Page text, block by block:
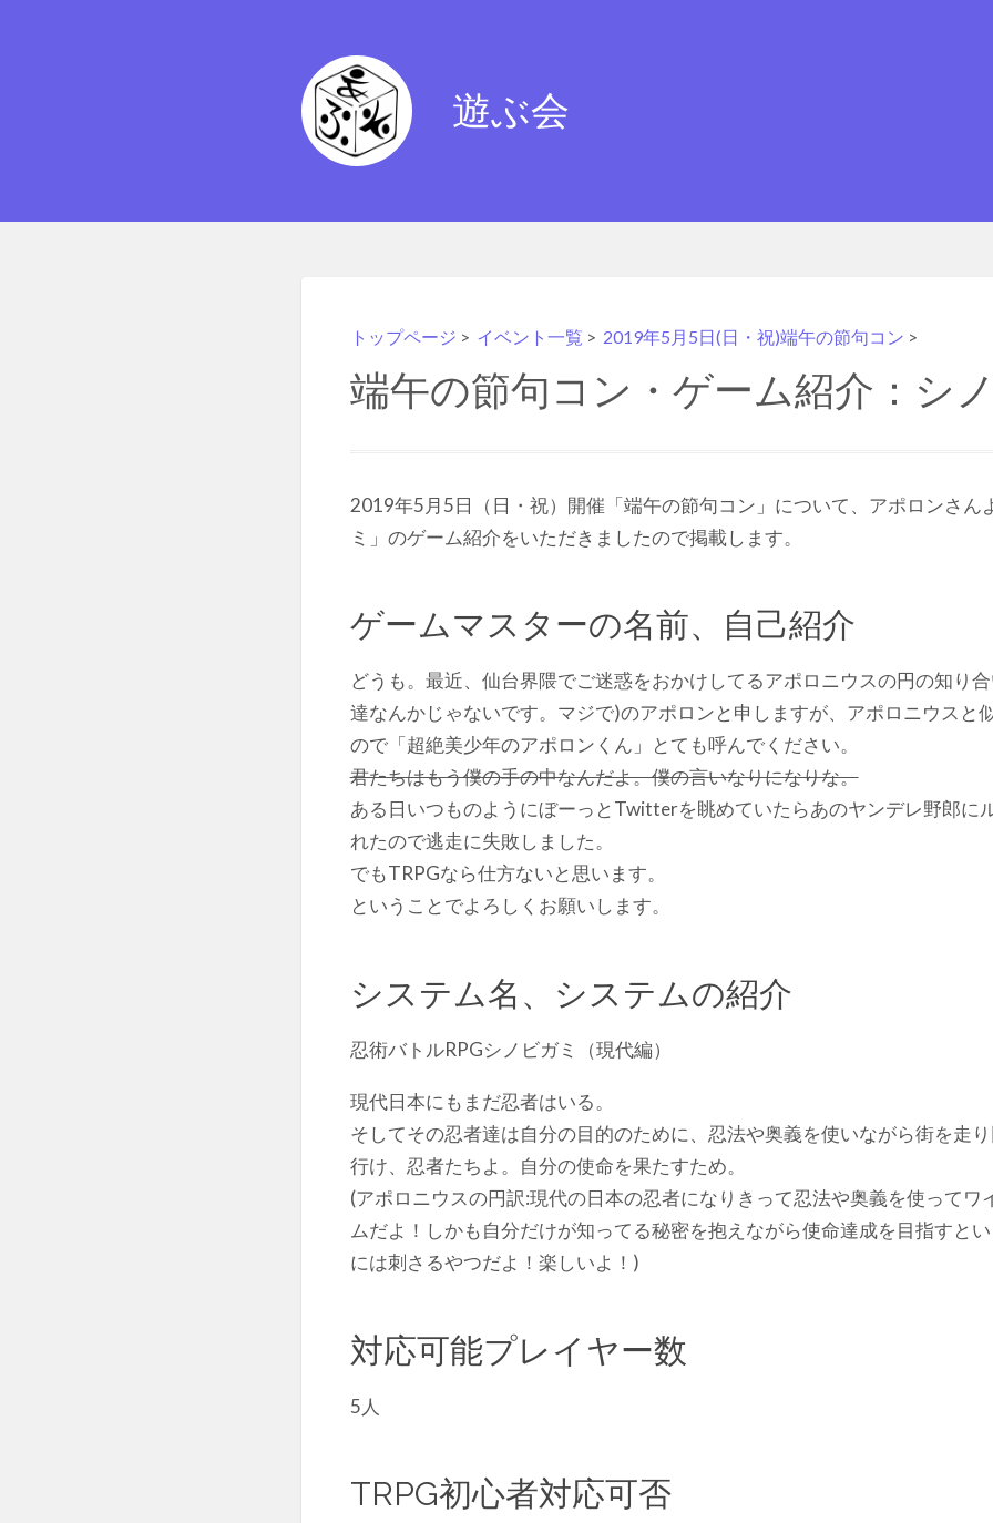
遊ぶ会
トップページ > イベント一覧 > 2019年5月5日(日・祝)端午の節句コン>
端午の節句コン・ゲーム紹介：シ
2019年5月5日（日・祝）開催「端午の節句コン」について、アポロンさん
ミ」のゲーム紹介をいただきましたので掲載します。
ゲームマスターの名前、自己紹介
どうも。最近、仙台界隈でご迷惑をおかけしてるアポロニウスの円の知り
達なんかじゃないです。マジで)のアポロンと申しますが、アポロニウスと
ので「超絶美少年のアポロンくん」とても呼んでください。
君たちはもう僕の手の中なんだよ。僕の言いなりになりな。
ある日いつものようにぼーっとTwitterを眺めていたらあのヤンデレ野郎に
れたので逃走に失敗しました。
でもTRPGなら仕方ないと思います。
ということでよろしくお願いします。
システム名、システムの紹介
忍術バトルRPGシノビガミ（現代編）
現代日本にもまだ忍者はいる。
そしてその忍者達は自分の目的のために、忍法や奥義を使いながら街を走
行け、忍者たちよ。自分の使命を果たすため。
(アポロニウスの円訳:現代の日本の忍者になりきって忍法や奥義を使ってワ
ムだよ！しかも自分だけが知ってる秘密を抱えながら使命達成を目指すと
には刺さるやつだよ！楽しいよ！)
対応可能プレイヤー数
5人
TRPG初心者対応可否